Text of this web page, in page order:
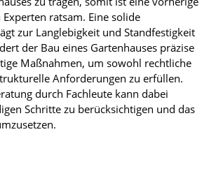
ratsam. Eine solide
zur Langlebigkeit und Standfestigkeit
der Bau eines Gartenhauses präzise
Maßnahmen, um sowohl rechtliche
Anforderungen zu erfüllen.
durch Fachleute kann dabei
Schritte zu berücksichtigen und das